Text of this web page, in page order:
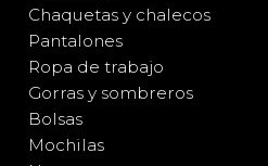
Chaquetas y chalecos
Pantalones
Ropa de trabajo
Gorras y sombreros
Bolsas
Mochilas